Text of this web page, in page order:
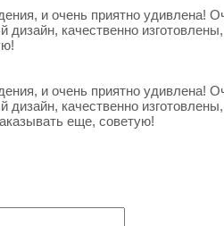
и очень приятно удивлена!
дизайн, качественно
и очень приятно удивлена!
дизайн, качественно
еще, советую!